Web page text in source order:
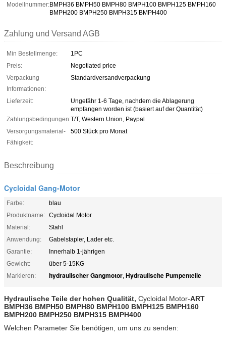
Modellnummer:BMPH36 BMPH50 BMPH80 BMPH100 BMPH125 BMPH160
BMPH200 BMPH250 BMPH315 BMPH400
Zahlung und Versand AGB
Min Bestellmenge:
1PC
Preis:
Negotiated price
Verpackung
Informationen:
Standardversandverpackung
Lieferzeit:
Ungefähr 1-6 Tage, nachdem die Ablagerung
empfangen worden ist (basiert auf der Quantität)
Zahlungsbedingungen:T/T, Western Union, Paypal
Versorgungsmaterial-
Fähigkeit:
500 Stück pro Monat
Beschreibung
Cycloidal Gang-Motor
Farbe:
blau
Produktname: Cycloidal Motor
Material:
Stahl
Anwendung:
Gabelstapler, Lader etc.
Garantie:
Innerhalb 1-jährigen
Gewicht:
über 5-15KG
Markieren:
hydraulischer Gangmotor, Hydraulische Pumpenteile
Hydraulische Teile der hohen Qualität, Cycloidal Motor-ART
BMPH36 BMPH50 BMPH80 BMPH100 BMPH125 BMPH160
BMPH200 BMPH250 BMPH315 BMPH400
Welchen Parameter Sie benötigen, um uns zu senden: